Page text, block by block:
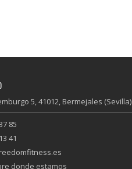
5, 41012, Bermejales (Sevilla)
85
41
donde estamos